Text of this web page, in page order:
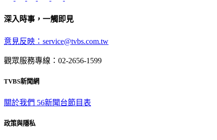
深入時事，一觸即見
意見反映：service@tvbs.com.tw
觀眾服務專線：02-2656-1599
TVBS新聞網
關於我們 56新聞台節目表
政策與隱私